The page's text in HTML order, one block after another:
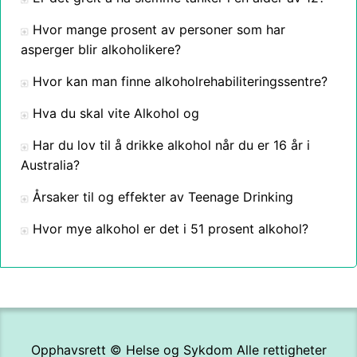
Hvor mange prosent av personer som har
asperger blir alkoholikere?
Hvor kan man finne alkoholrehabiliteringssentre?
Hva du skal vite Alkohol og
Har du lov til å drikke alkohol når du er 16 år i
Australia?
Årsaker til og effekter av Teenage Drinking
Hvor mye alkohol er det i 51 prosent alkohol?
Opphavsrett © Helse og Sykdom Alle rettigheter